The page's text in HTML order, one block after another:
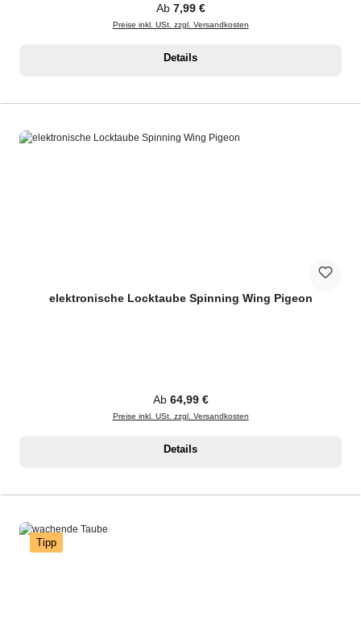
Regulärer Preis:
Ab 7,99 €
Preise inkl. USt. zzgl. Versandkosten
Details
elektronische Locktaube Spinning Wing Pigeon
Regulärer Preis:
Ab 64,99 €
Preise inkl. USt. zzgl. Versandkosten
Details
Tipp